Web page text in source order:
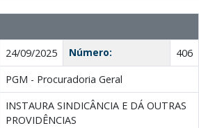
24/09/2025 Número:
406
PGM - Procuradoria Geral
INSTAURA SINDICÂNCIA E DÁ OUTRAS
PROVIDÊNCIAS